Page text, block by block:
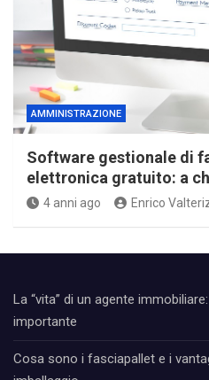
AMMINISTRAZIONE
Software gestionale di
elettronica gratuito: a
4 anni ago Enrico
La “vita” di un agente
importante
Cosa sono i fasciapallet e i